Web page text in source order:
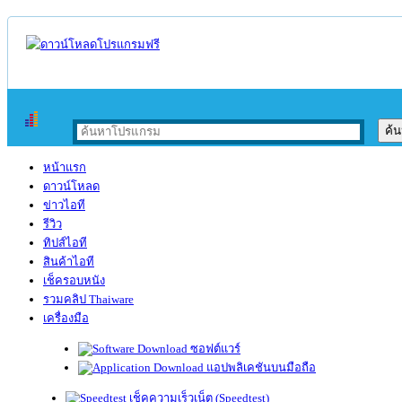
หน้าแรก
ดาวน์โหลด
ข่าวไอที
รีวิว
ทิปส์ไอที
สินค้าไอที
เช็ครอบหนัง
รวมคลิป Thaiware
เครื่องมือ
ซอฟต์แวร์
แอปพลิเคชันบนมือถือ
เช็คความเร็วเน็ต (Speedtest)